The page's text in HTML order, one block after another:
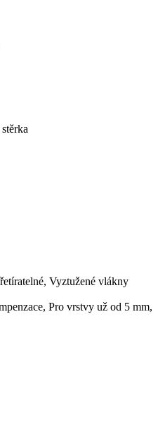
Vyztužené vlákny
Pro vrstvy už od 5 mm,